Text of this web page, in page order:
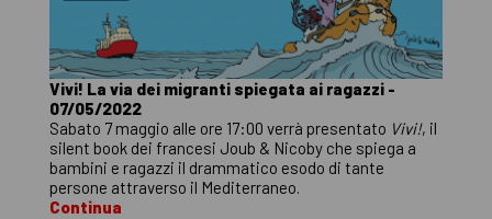
Vivi! La via dei migranti spiegata ai ragazzi -
07/05/2022
Sabato 7 maggio alle ore 17:00 verrà presentato Vivi!, il
silent book dei francesi Joub & Nicoby che spiega a
bambini e ragazzi il drammatico esodo di tante
persone attraverso il Mediterraneo.
Continua